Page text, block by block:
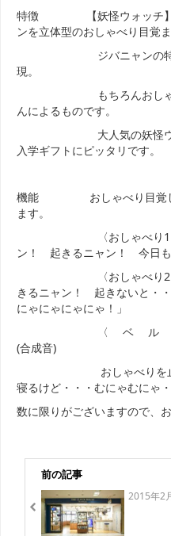
特徴 【妖怪ウォッチ】メ
ンを立体型のおしゃべり目覚
ジバニャンの特徴で
現。
もちろんおしゃべり
んによるものです。
大人気の妖怪ウォッ
入学ギフトにピッタリです。
機能 おしゃべり目覚し
ます。
〈おしゃべり1
ン！ 起きるニャン！ 今日も
〈おしゃべり2
きるニャン！ 起きないと・
にゃにゃにゃにゃ！」
〈 ベ ル 〉
(合成音)
おしゃべりを止める
寝るけど・・・むにゃむにゃ・
数に限りがございますので、
前の記事
2015年2